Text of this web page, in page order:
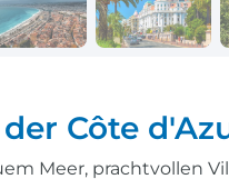
Côte
Meer, prachtvollen